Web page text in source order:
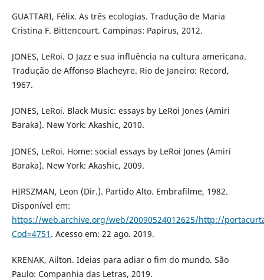
GUATTARI, Félix. As três ecologias. Tradução de Maria
Cristina F. Bittencourt. Campinas: Papirus, 2012.
JONES, LeRoi. O Jazz e sua influência na cultura americana.
Tradução de Affonso Blacheyre. Rio de Janeiro: Record,
1967.
JONES, LeRoi. Black Music: essays by LeRoi Jones (Amiri
Baraka). New York: Akashic, 2010.
JONES, LeRoi. Home: social essays by LeRoi Jones (Amiri
Baraka). New York: Akashic, 2009.
HIRSZMAN, Leon (Dir.). Partido Alto. Embrafilme, 1982.
Disponível em:
https://web.archive.org/web/20090524012625/http://
Cod=4751 . Acesso em: 22 ago. 2019.
KRENAK, Ailton. Ideias para adiar o fim do mundo. São
Paulo: Companhia das Letras, 2019.